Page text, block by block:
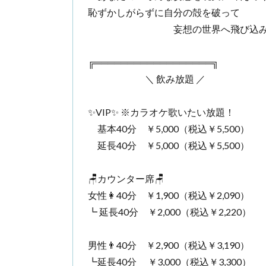
恥ずかしがらずに自分の殻を破って
妄想の世界へ飛び込みま
╔══════════════════╗
＼ 飲み放題 ／
✨VIP✨ ※カラオケ歌いたい放題！
基本40分 ￥5,000（税込￥5,500）
延長40分 ￥5,000（税込￥5,500）
🪑カウンター席🪑
女性👩40分 ￥1,900（税込￥2,090）
┗ 延長40分 ￥2,000（税込￥2,220）
男性👨40分 ￥2,900（税込￥3,190）
┗延長40分 ￥3,000（税込￥3,300）